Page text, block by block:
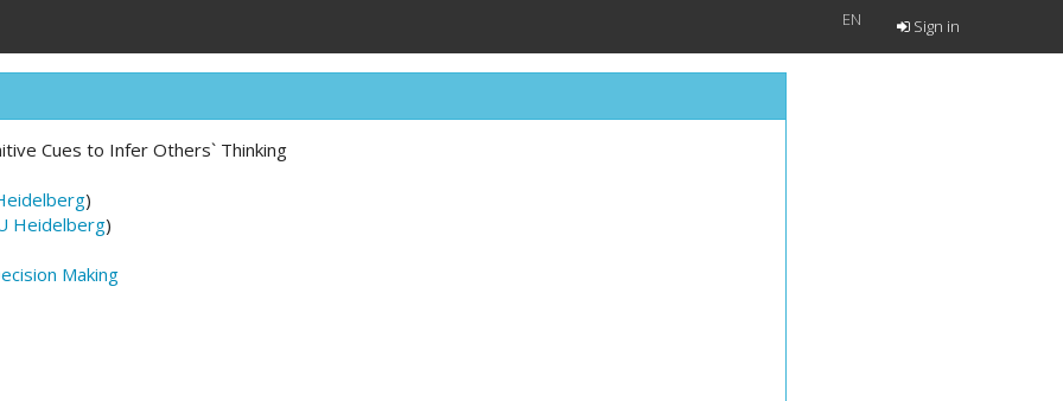
EN Sign in
Cues to Infer Others` Thinking
)
Heidelberg)
Making